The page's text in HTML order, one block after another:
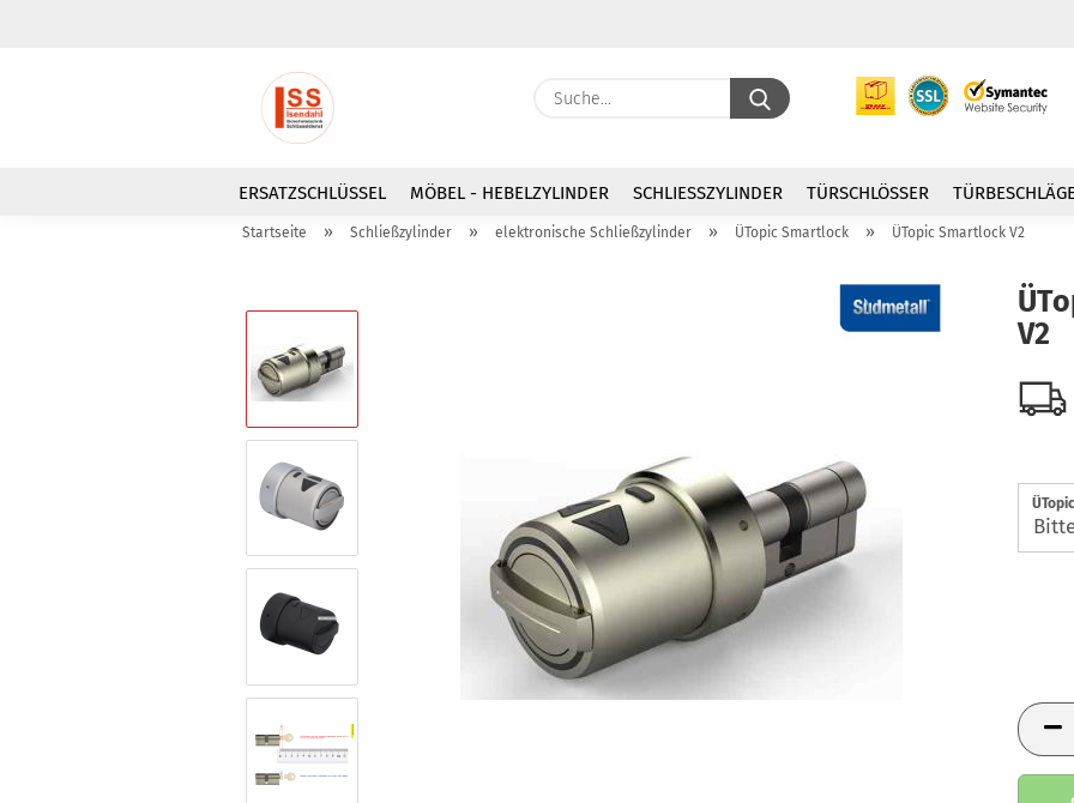
Suche...
ERSATZSCHLÜSSEL MÖBEL - HEBELZYLINDER SCHLIESSZYLINDER TÜRSCHLÖSSER
Startseite » Schließzylinder » elektronische Schließzylinder » ÜTopic Smartlock » ÜTopic Smartlock V2
V2